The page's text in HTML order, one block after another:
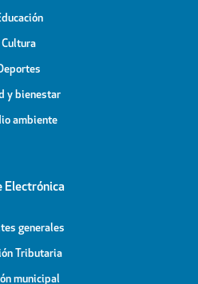
Cultura
y bienestar
ambiente
Electrónica
generales
Tributaria
municipal